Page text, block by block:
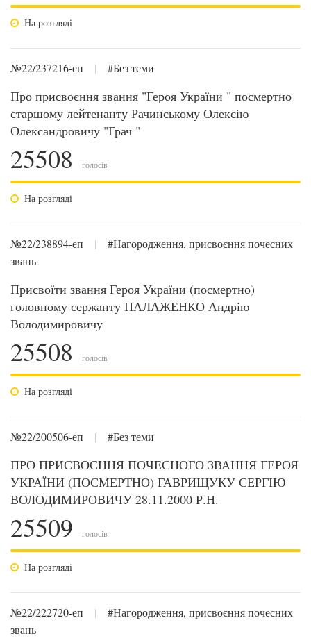
На розгляді
№22/237216-еп | #Без теми
Про присвоєння звання "Героя України " посмертно
старшому лейтенанту Рачинському Олексію
Олександровичу "Грач "
25508 голосів
На розгляді
№22/238894-еп |
#Нагородження, присвоєння почесних
звань
Присвоїти звання Героя України (посмертно)
головному сержанту ПАЛАЖЕНКО Андрію
Володимировичу
25508 голосів
На розгляді
№22/200506-еп | #Без теми
ПРО ПРИСВОЄННЯ ПОЧЕСНОГО ЗВАННЯ ГЕРОЯ
УКРАЇНИ (ПОСМЕРТНО) ГАВРИЩУКУ СЕРГІЮ
ВОЛОДИМИРОВИЧУ 28.11.2000 Р.Н.
25509 голосів
На розгляді
№22/222720-еп |
#Нагородження, присвоєння почесних
звань